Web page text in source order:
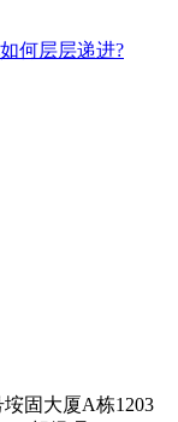
何层层递进?
固大厦A栋1203